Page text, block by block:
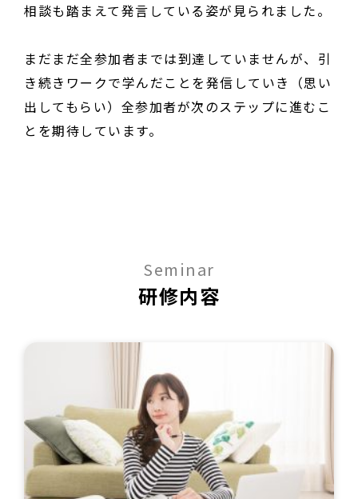
相談も踏まえて発言している姿が見られました。
まだまだ全参加者までは到達していませんが、引
き続きワークで学んだことを発信していき（思い
出してもらい）全参加者が次のステップに進むこ
とを期待しています。
Seminar
研修内容